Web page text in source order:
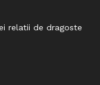
relatii de dragoste